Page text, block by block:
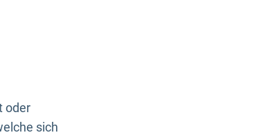
oder
sich